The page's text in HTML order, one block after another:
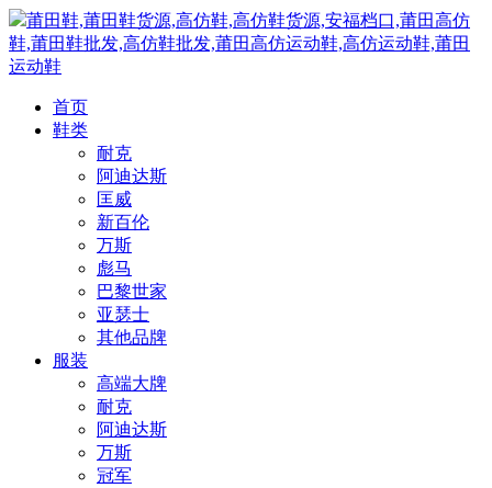
莆田鞋,莆田鞋货源,高仿鞋,高仿鞋货源,安福档口,莆田高仿
鞋,莆田鞋批发,高仿鞋批发,莆田高仿运动鞋,高仿运动鞋,莆田
运动鞋
首页
鞋类
耐克
阿迪达斯
匡威
新百伦
万斯
彪马
巴黎世家
亚瑟士
其他品牌
服装
高端大牌
耐克
阿迪达斯
万斯
冠军